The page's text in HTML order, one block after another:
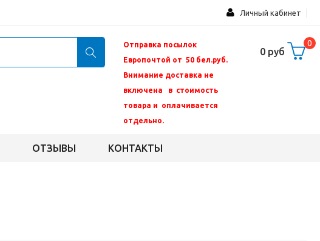
Личный кабинет
Отправка посылок
Европочтой от 50 бел.руб.
Внимание доставка не
включена в стоимость
товара и оплачивается
отдельно.
0 руб
0
ОТЗЫВЫ КОНТАКТЫ